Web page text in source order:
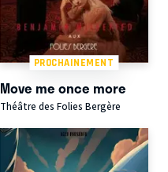
PROCHAINEMENT
Move me once more
Théâtre des Folies Bergère